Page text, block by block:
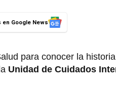
en Google News
para conocer la
Unidad de Cuidados